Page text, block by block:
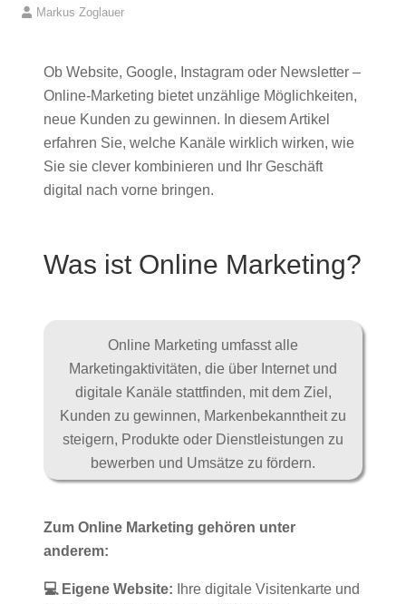
Markus Zoglauer
Ob Website, Google, Instagram oder Newsletter –
Online-Marketing bietet unzählige Möglichkeiten,
neue Kunden zu gewinnen. In diesem Artikel
erfahren Sie, welche Kanäle wirklich wirken, wie
Sie sie clever kombinieren und Ihr Geschäft
digital nach vorne bringen.
Was ist Online Marketing?
Online Marketing umfasst alle
Marketingaktivitäten, die über Internet und
digitale Kanäle stattfinden, mit dem Ziel,
Kunden zu gewinnen, Markenbekanntheit zu
steigern, Produkte oder Dienstleistungen zu
bewerben und Umsätze zu fördern.
Zum Online Marketing gehören unter
anderem:
💻 Eigene Website: Ihre digitale Visitenkarte und